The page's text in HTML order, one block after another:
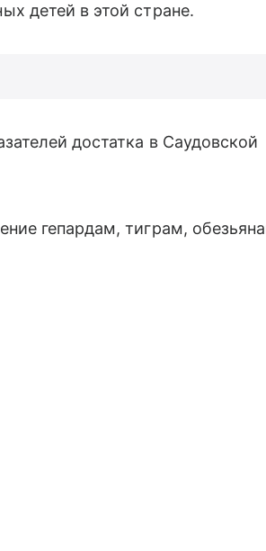
детей в этой стране.
достатка в Саудовской
гепардам, тиграм,